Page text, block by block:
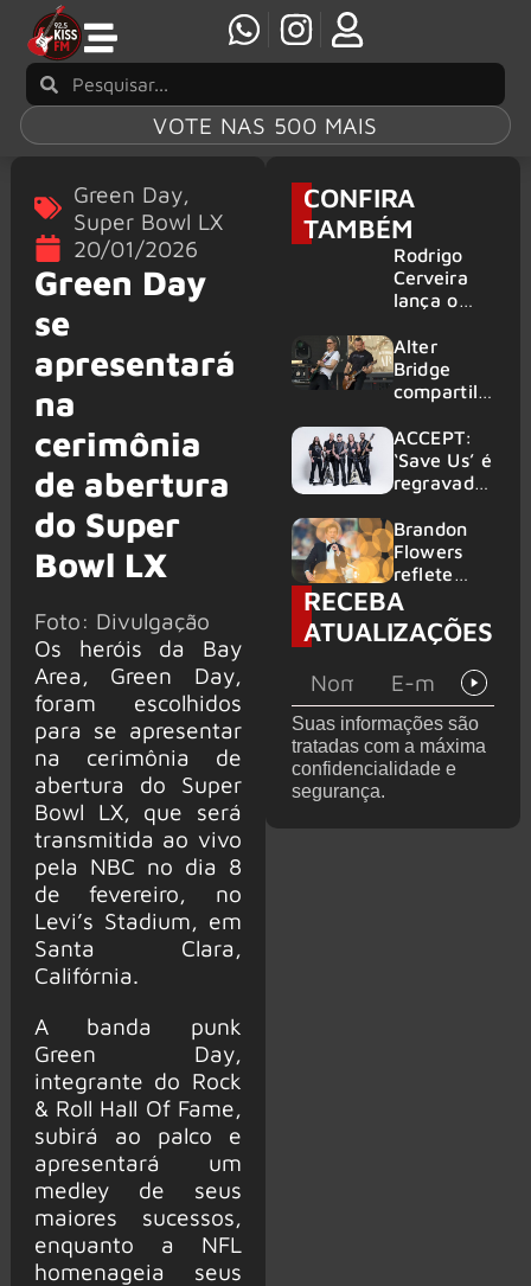
VOTE NAS 500 MAIS
Green Day,
Super Bowl LX
20/01/2026
Green Day
se
apresentará
na
cerimônia
de abertura
do Super
Bowl LX
Foto: Divulgação
Os heróis da Bay
Area, Green Day,
foram escolhidos
para se apresentar
na cerimônia de
abertura do Super
Bowl LX, que será
transmitida ao vivo
pela NBC no dia 8
de fevereiro, no
Levi’s Stadium, em
Santa Clara,
Califórnia.
A banda punk
Green Day,
integrante do Rock
& Roll Hall Of Fame,
subirá ao palco e
apresentará um
medley de seus
maiores sucessos,
enquanto a NFL
homenageia seus
CONFIRA
TAMBÉM
Rodrigo
Cerveira
lança o
Searcher”
Alter
Bridge
compartilh
vivo de
“Fortress”
gravada
am Ring
2026
ACCEPT:
‘Save Us’ é
regravada
membros
do GHOST
e KORN
Brandon
Flowers
reflete
sobre o
futuro e
levanta
de de
deixar os
palcos
RECEBA
ATUALIZAÇÕES
Suas informações são
tratadas com a máxima
confidencialidade e
segurança.